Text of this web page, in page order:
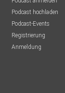
Podcast hochladen
Podcast-Events
Registrierung
Anmeldung